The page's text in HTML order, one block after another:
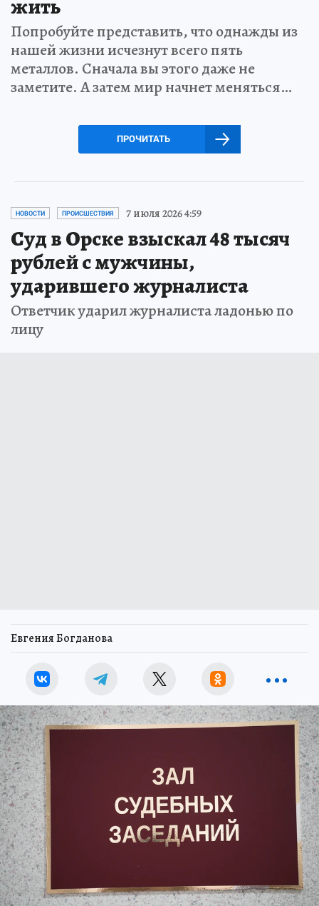
жить
Попробуйте представить, что однажды из
нашей жизни исчезнут всего пять
металлов. Сначала вы этого даже не
заметите. А затем мир начнет меняться…
ПРОЧИТАТЬ
НОВОСТИ ПРОИСШЕСТВИЯ 7 июля 2026 4:59
Суд в Орске взыскал 48 тысяч
рублей с мужчины,
ударившего журналиста
Ответчик ударил журналиста ладонью по
лицу
Евгения Богданова